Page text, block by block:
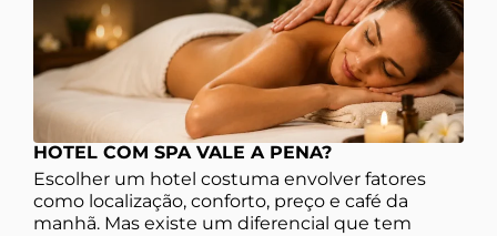
HOTEL COM SPA VALE A PENA?
Escolher um hotel costuma envolver fatores
como localização, conforto, preço e café da
manhã. Mas existe um diferencial que tem